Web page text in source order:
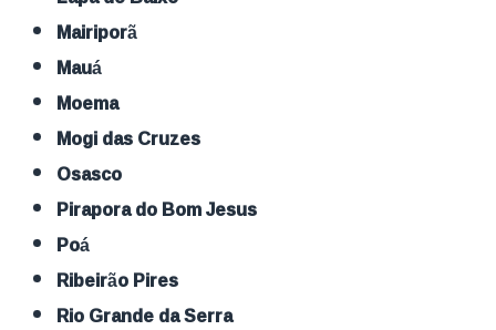
Mairiporã
Mauá
Moema
Mogi das Cruzes
Osasco
Pirapora do Bom Jesus
Poá
Ribeirão Pires
Rio Grande da Serra